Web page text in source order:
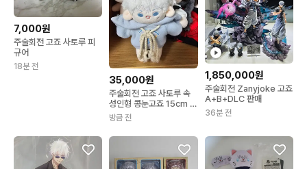
7,000원
주술회전 고죠 사토루 피
규어
18분 전
35,000원
주술회전 고죠 사토루 속
성인형 콩눈고죠 15cm 솜
인형
방금 전
1,850,000원
주술회전 Zanyjoke 고죠
A+B+DLC 판매
36분 전